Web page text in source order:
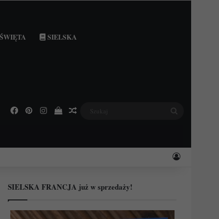
SIELSKA
Facebook
PinterestInstagramPodejrzyj swój koszyk
Losowy wpis
Zaloguj
SIELSKA FRANCJA już w sprzedaży!